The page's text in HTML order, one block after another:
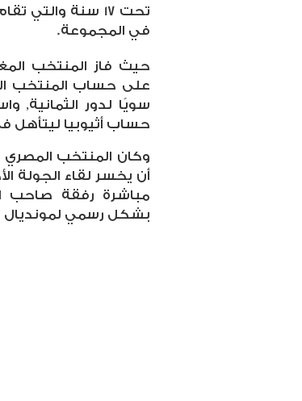
تحت 17 سنة
في المجموعة.
حيث فاز المنتخب
على حساب المنتخب
سويًا لدور الثمانية,
حساب أثيوبيا ليتأهل
وكان المنتخب
أن يخسر لقاء الجولة
مباشرة رفقة صاحب
بشكل رسمي لمونديال